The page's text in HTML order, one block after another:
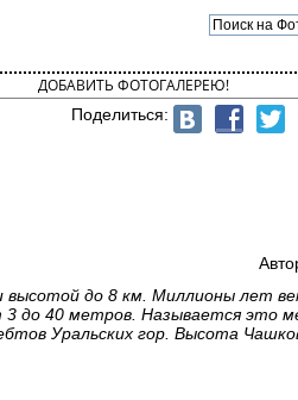
ДОБАВИТЬ ФОТОГАЛЕРЕЮ!
Поделиться:
высотой до 8 км. Миллионы лет
3 до 40 метров. Называется это
Уральских гор. Высота